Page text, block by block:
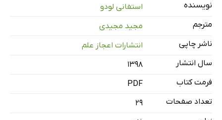
نویسنده
استفانی لودو
مترجم
مجید مجیدی
ناشر چاپی
انتشارات اعجاز علم
سال انتشار
۱۳۹۸
فرمت کتاب
PDF
تعداد صفحات
29